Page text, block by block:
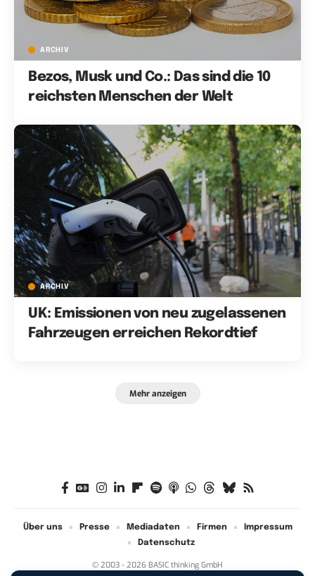
ARCHIV
Bezos, Musk und Co.: Das sind die 10
reichsten Menschen der Welt
ARCHIV
UK: Emissionen von neu zugelassenen
Fahrzeugen erreichen Rekordtief
Mehr anzeigen
© 2003 - 2026 BASIC thinking GmbH
Über uns Presse Mediadaten Firmen
Impressum
Datenschutz